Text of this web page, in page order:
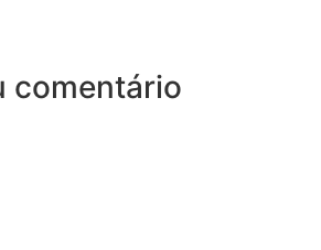
comentário